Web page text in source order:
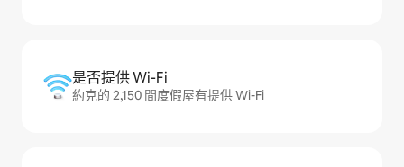
是否提供 Wi-Fi
約克的 2,150 間度假屋有提供 Wi-Fi